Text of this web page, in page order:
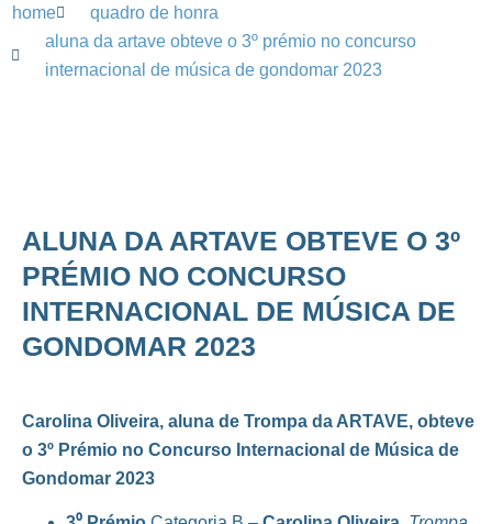
home
quadro de honra
aluna da artave obteve o 3º prémio no concurso
internacional de música de gondomar 2023
ALUNA DA ARTAVE OBTEVE O 3º
PRÉMIO NO CONCURSO
INTERNACIONAL DE MÚSICA DE
GONDOMAR 2023
Carolina Oliveira, aluna de Trompa da ARTAVE, obteve
o 3º Prémio no Concurso Internacional de Música de
Gondomar 2023